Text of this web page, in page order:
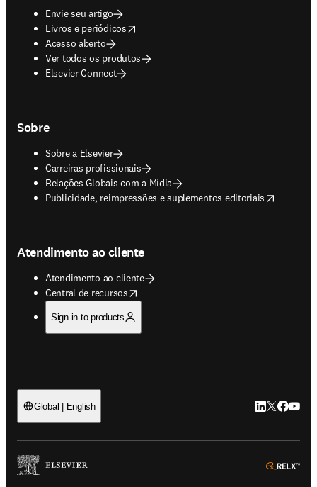
Envie seu artigo
Livros e periódicos
opens in new tab/window
Acesso aberto
Ver todos os produtos
Elsevier Connect
Sobre
Sobre a Elsevier
Carreiras profissionais
Relações Globais com a Mídia
Publicidade, reimpressões e suplementos editoriais
opens in new tab/window
Atendimento ao cliente
Atendimento ao cliente
Central de recursos
opens in new tab/window
Sign in to products
Global | English LinkedIn abre
Twitter